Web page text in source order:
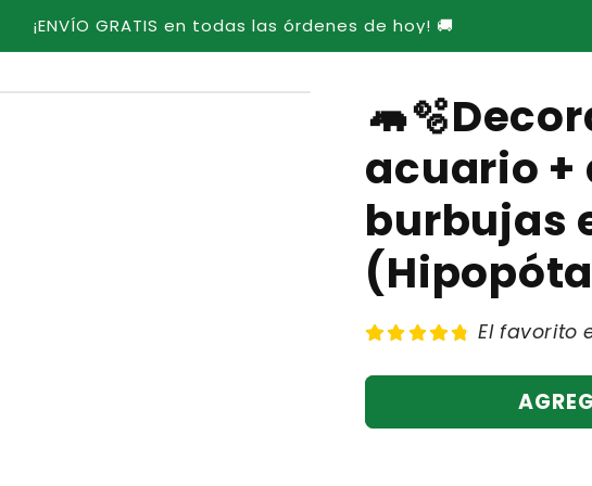
¡ENVÍO GRATIS en todas las órdenes de hoy! 🚚
acuario +
burbujas
El favorito